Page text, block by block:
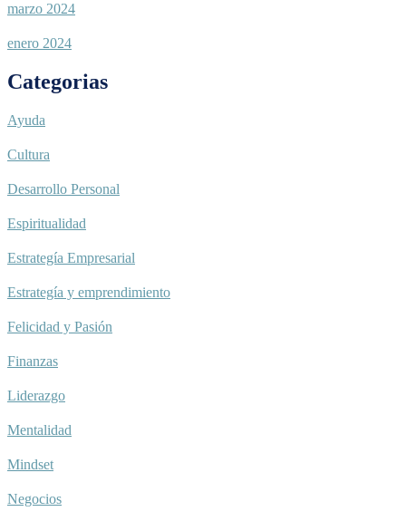
marzo 2024
enero 2024
Categorias
Ayuda
Cultura
Desarrollo Personal
Espiritualidad
Estrategía Empresarial
Estrategía y emprendimiento
Felicidad y Pasión
Finanzas
Liderazgo
Mentalidad
Mindset
Negocios